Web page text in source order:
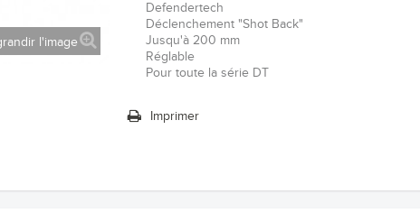
l'image
Defendertech
Déclenchement "Shot Back"
Jusqu'à 200 mm
Réglable
Pour toute la série DT
Imprimer